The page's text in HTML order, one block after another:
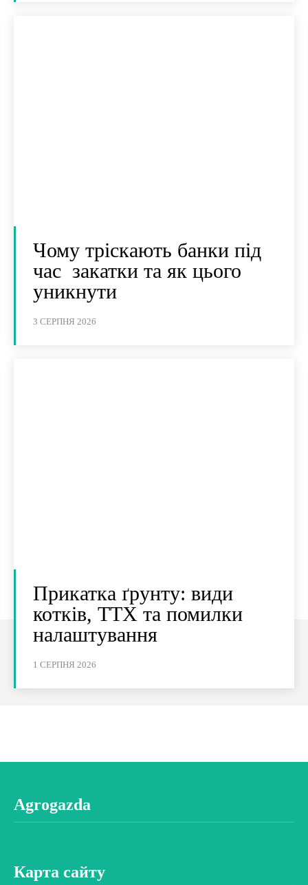
Чому тріскають банки під
час закатки та як цього
уникнути
3 СЕРПНЯ 2026
Прикатка ґрунту: види
котків, ТТХ та помилки
налаштування
1 СЕРПНЯ 2026
Agrogazda
Карта сайту